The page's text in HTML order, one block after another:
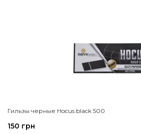
Гильзы черные Hocus black 500
150 грн